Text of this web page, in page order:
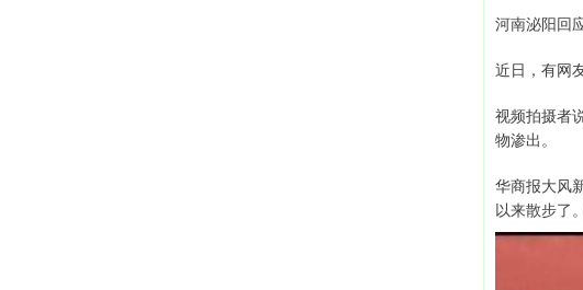
河南泌阳回
近日，有网
视频拍摄者
物渗出。
华商报大风
以来散步了